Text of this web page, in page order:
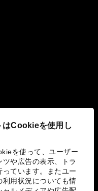
はCookieを使用し
を使って、ユーザー
や広告の表示、トラ
ています。またユー
用状況についても情